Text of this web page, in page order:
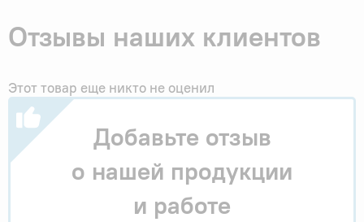
Отзывы наших клиентов
Этот товар еще никто не оценил
Добавьте отзыв
о нашей продукции
и работе